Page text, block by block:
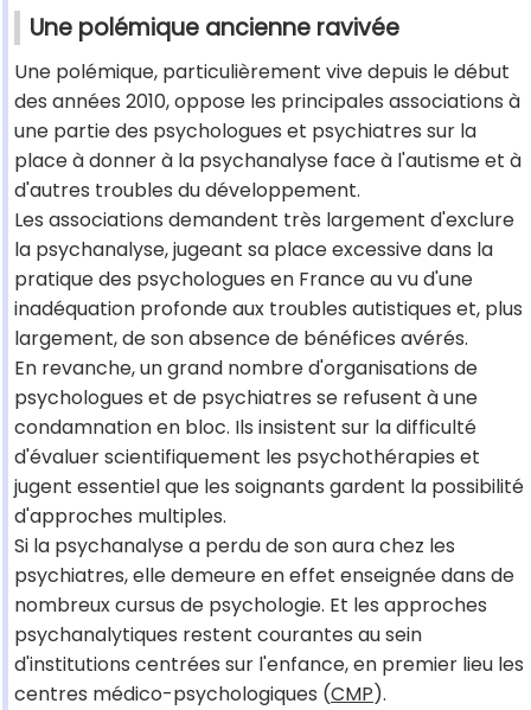
Une polémique ancienne ravivée
Une polémique, particulièrement vive depuis le début
des années 2010, oppose les principales associations à
une partie des psychologues et psychiatres sur la
place à donner à la psychanalyse face à l'autisme et à
d'autres troubles du développement.
Les associations demandent très largement d'exclure
la psychanalyse, jugeant sa place excessive dans la
pratique des psychologues en France au vu d'une
inadéquation profonde aux troubles autistiques et, plus
largement, de son absence de bénéfices avérés.
En revanche, un grand nombre d'organisations de
psychologues et de psychiatres se refusent à une
condamnation en bloc. Ils insistent sur la difficulté
d'évaluer scientifiquement les psychothérapies et
jugent essentiel que les soignants gardent la possibilité
d'approches multiples.
Si la psychanalyse a perdu de son aura chez les
psychiatres, elle demeure en effet enseignée dans de
nombreux cursus de psychologie. Et les approches
psychanalytiques restent courantes au sein
d'institutions centrées sur l'enfance, en premier lieu les
centres médico-psychologiques (CMP).